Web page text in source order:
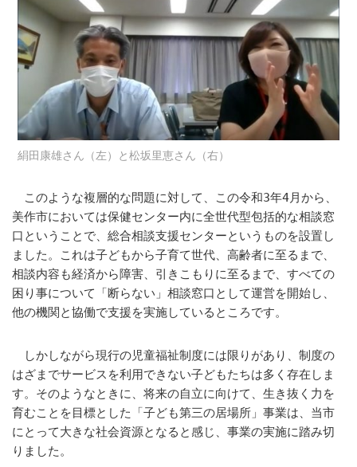
絹田康雄さん（左）と松坂里恵さん（右）
このような複層的な問題に対して、この令和3年4月から、
美作市においては保健センター内に全世代型包括的な相談窓
口ということで、総合相談支援センターというものを設置し
ました。これは子どもから子育て世代、高齢者に至るまで、
相談内容も経済から障害、引きこもりに至るまで、すべての
困り事について「断らない」相談窓口として運営を開始し、
他の機関と協働で支援を実施しているところです。
しかしながら現行の児童福祉制度には限りがあり、制度の
はざまでサービスを利用できない子どもたちは多く存在しま
す。そのようなときに、将来の自立に向けて、生き抜く力を
育むことを目標とした「子ども第三の居場所」事業は、当市
にとって大きな社会資源となると感じ、事業の実施に踏み切
りました。